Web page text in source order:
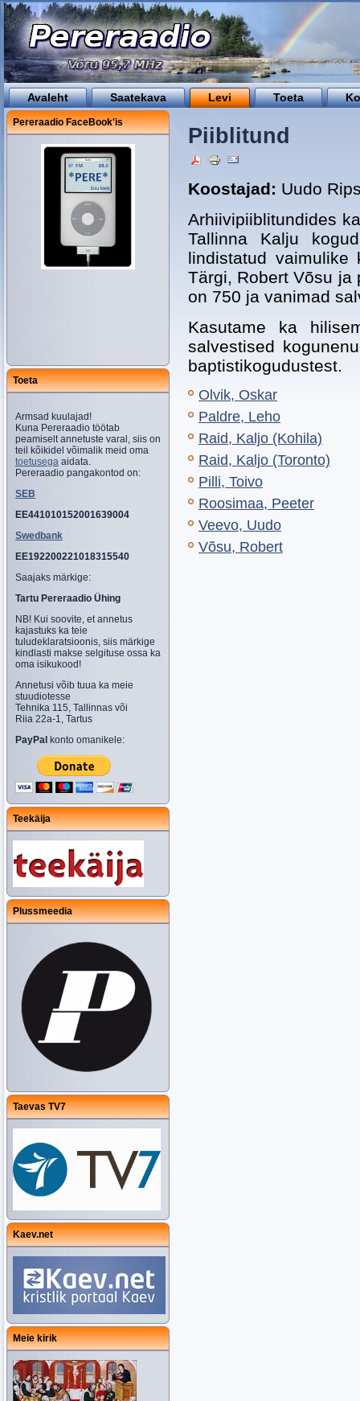
Avaleht Saatekava Levi Toeta
Pereraadio FaceBook'is
Toeta
Armsad kuulajad!
Kuna Pereraadio töötab
peamiselt annetuste varal, siis on
teil kõikidel võimalik meid oma
toetusega aidata.
Pereraadio pangakontod on:
SEB
EE441010152001639004
Swedbank
EE192200221018315540
Saajaks märkige:
Tartu Pereraadio Ühing
NB! Kui soovite, et annetus
kajastuks ka teie
tuludeklaratsioonis, siis märkige
kindlasti makse selgituse ossa ka
oma isikukood!
Annetusi võib tuua ka meie
stuudiotesse
Tehnika 115, Tallinnas või
Riia 22a-1, Tartus
PayPal konto omanikele:
Teekäija
Plussmeedia
Taevas TV7
Kaev.net
Meie kirik
Piiblitund
Koostajad: Uudo
Arhiivipiiblitundides
Tallinna Kalju
lindistatud vaimulike
Tärgi, Robert Võsu ja
on 750 ja vanimad
Kasutame ka
salvestised
baptistikogudustest.
Olvik, Oskar
Paldre, Leho
Raid, Kaljo (Kohila)
Raid, Kaljo (Toronto)
Pilli, Toivo
Roosimaa, Peeter
Veevo, Uudo
Võsu, Robert